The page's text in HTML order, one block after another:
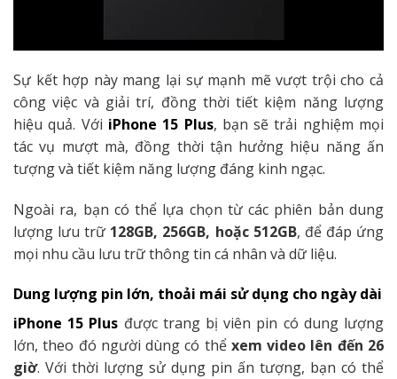
Sự kết hợp này mang lại sự mạnh mẽ vượt trội cho cả
công việc và giải trí, đồng thời tiết kiệm năng lượng
hiệu quả. Với iPhone 15 Plus, bạn sẽ trải nghiệm mọi
tác vụ mượt mà, đồng thời tận hưởng hiệu năng ấn
tượng và tiết kiệm năng lượng đáng kinh ngạc.
Ngoài ra, bạn có thể lựa chọn từ các phiên bản dung
lượng lưu trữ 128GB, 256GB, hoặc 512GB, để đáp ứng
mọi nhu cầu lưu trữ thông tin cá nhân và dữ liệu.
Dung lượng pin lớn, thoải mái sử dụng cho ngày dài
iPhone 15 Plus được trang bị viên pin có dung lượng
lớn, theo đó người dùng có thể xem video lên đến 26
giờ. Với thời lượng sử dụng pin ấn tượng, bạn có thể